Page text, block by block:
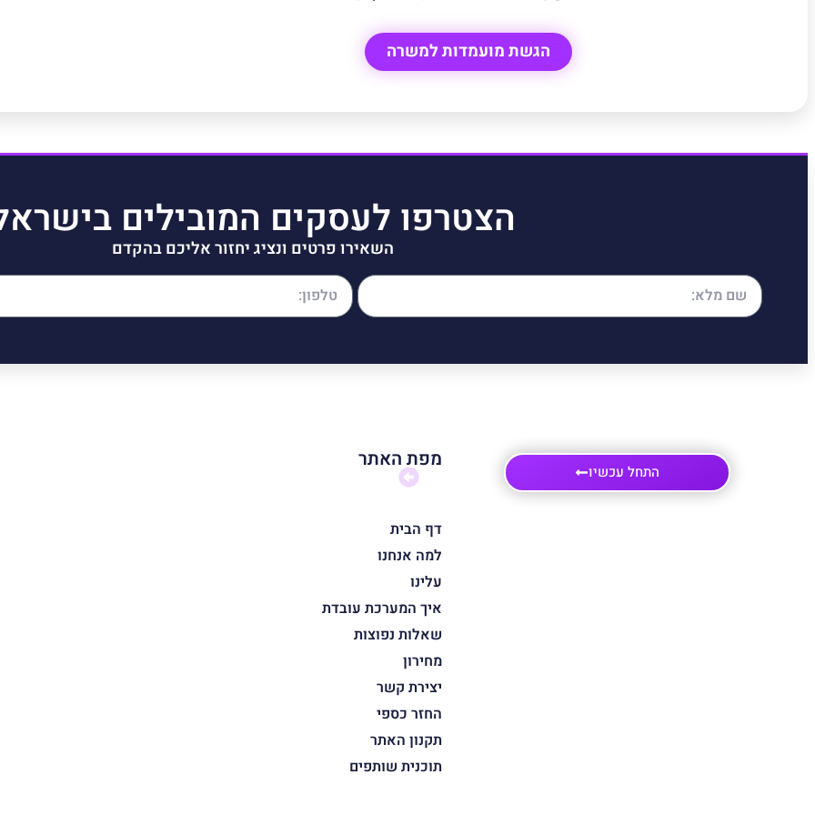
הגשת מועמדות למשרה
הצטרפו לעסקים המובילים
השאירו פרטים ונציג יחזור אליכם בהקדם
התחל עכשיו מפת האתר
דף הבית
למה אנחנו
עלינו
איך המערכת עובדת
שאלות נפוצות
מחירון
יצירת קשר
החזר כספי
תקנון האתר
תוכנית שותפים